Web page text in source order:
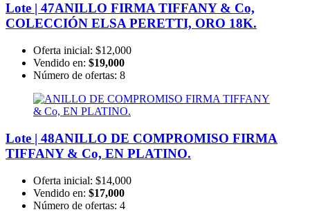
Lote | 47ANILLO FIRMA TIFFANY & Co,
COLECCIÓN ELSA PERETTI, ORO 18K.
Oferta inicial: $12,000
Vendido en: $19,000
Número de ofertas: 8
Lote | 48ANILLO DE COMPROMISO FIRMA
TIFFANY & Co, EN PLATINO.
Oferta inicial: $14,000
Vendido en: $17,000
Número de ofertas: 4